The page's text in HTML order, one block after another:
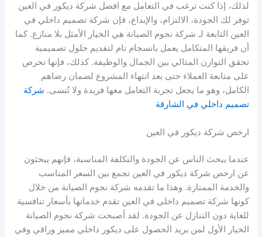
لذلك، إذا كنت ترغب في التعامل مع افضل شركة ديكور في العين
توفر لك الجودة، الالتزام، والإبداع، فإن شركة تصميم داخلي في
العين التابعة لـ شركة نجوم الصيانة هي الخيار الأمثل بلا منازع. كما
أن فريقها المتكامل يعمل بانسجام تام لتقديم حلول تصميمية
تحقق التوازن المثالي بين الجمال والوظيفة. كذلك، فإنها تحرص
على متابعة العملاء حتى بعد انتهاء المشروع لضمان رضاهم
الكامل، وهو ما يجعل تجربة التعامل معها فريدة ولا تُنسى. شركة
تصميم داخلي في الشارقة
ارخص شركة ديكور في العين
عندما يبحث الناس عن الجودة والتكلفة المناسبة، فإنهم يبحثون
عن ارخص شركة ديكور في العين تجمع بين السعر المناسب
والخدمة الممتازة. وهذا ما تقدمه شركة نجوم الصيانة من خلال
كونها شركة تصميم داخلي في العين تقدم خدماتها بأسعار تنافسية
للغاية دون التنازل عن الجودة. لقد أصبحت شركة نجوم الصيانة
الخيار الأول لمن يريد الحصول على ديكور داخلي مميز وراقي وفي